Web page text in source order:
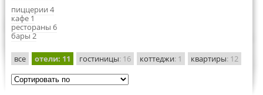
пиццерии 4
кафе 1
рестораны 6
бары 2
все отели: 11 гостиницы: 16 коттеджи: 1 квартиры: 12